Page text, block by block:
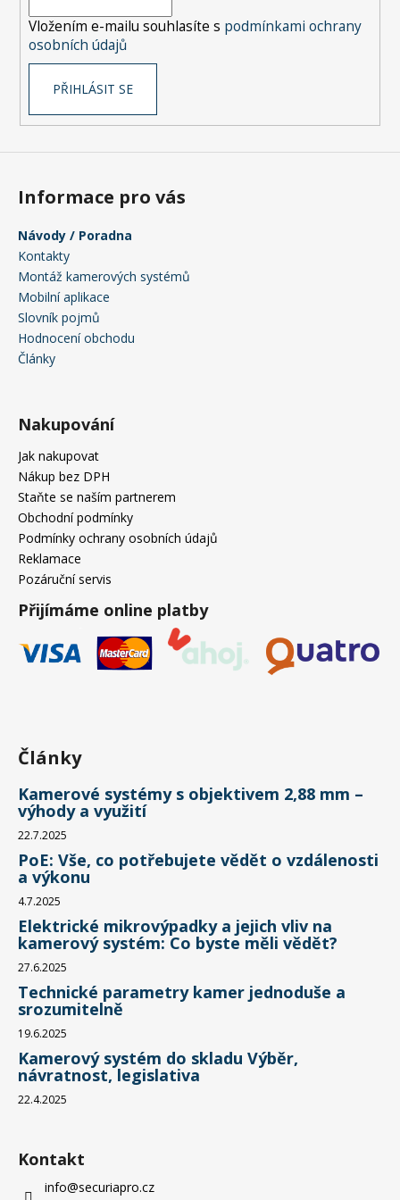
a
HLEDAT
D
o
p
o
r
u
e
m
e
Vložením e-mailu souhlasíte s podmínkami ochrany
osobních údajů
PŘIHLÁSIT SE
Informace pro vás
Návody / Poradna
Kontakty
Montáž kamerových systémů
Mobilní aplikace
Slovník pojmů
Hodnocení obchodu
Články
Nakupování
Jak nakupovat
Nákup bez DPH
Staňte se naším partnerem
Obchodní podmínky
Podmínky ochrany osobních údajů
Reklamace
Pozáruční servis
Přijímáme online platby
Články
Kamerové systémy s objektivem 2,88 mm –
výhody a využití
22.7.2025
PoE: Vše, co potřebujete vědět o vzdálenosti
a výkonu
4.7.2025
Elektrické mikrovýpadky a jejich vliv na
kamerový systém: Co byste měli vědět?
27.6.2025
Technické parametry kamer jednoduše a
srozumitelně
19.6.2025
Kamerový systém do skladu Výběr,
návratnost, legislativa
22.4.2025
Kontakt
info@securiapro.cz